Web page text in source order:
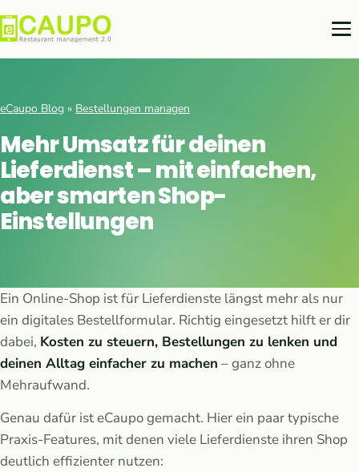
eCaupo Blog » Bestellungen managen
Mehr Umsatz für deinen
Lieferdienst – mit einfachen,
aber smarten Shop-
Einstellungen
Ein Online-Shop ist für Lieferdienste längst mehr als nur
ein digitales Bestellformular. Richtig eingesetzt hilft er dir
dabei, Kosten zu steuern, Bestellungen zu lenken und
deinen Alltag einfacher zu machen – ganz ohne
Mehraufwand.
Genau dafür ist eCaupo gemacht. Hier ein paar typische
Praxis-Features, mit denen viele Lieferdienste ihren Shop
deutlich effizienter nutzen: